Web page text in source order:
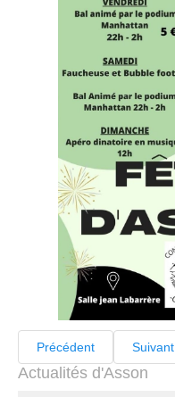
Précédent Suivant
Actualités d'Asson